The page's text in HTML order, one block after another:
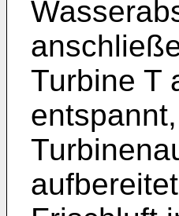
Turbine T